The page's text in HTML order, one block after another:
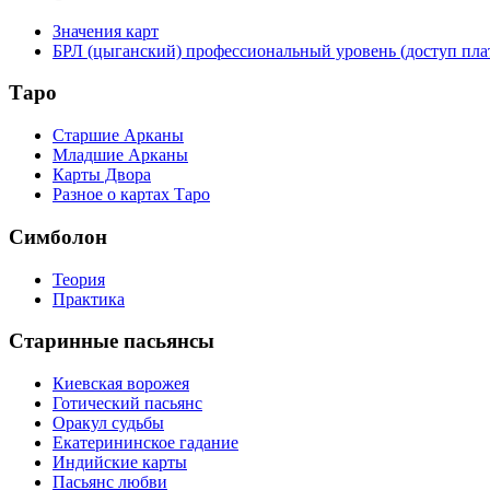
Значения карт
БРЛ (цыганский) профессиональный уровень (доступ
Таро
Старшие Арканы
Младшие Арканы
Карты Двора
Разное о картах Таро
Симболон
Теория
Практика
Старинные пасьянсы
Киевская ворожея
Готический пасьянс
Оракул судьбы
Екатерининское гадание
Индийские карты
Пасьянс любви